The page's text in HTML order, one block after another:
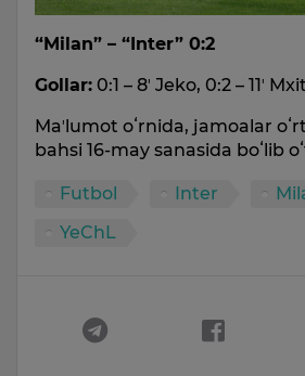
“Milan” – “Inter” 0:2
Gollar: 0:1 – 8ʼ Jeko, 0:2 – 11ʼ
Maʼlumot oʻrnida, jamoalar
bahsi 16-may sanasida boʻlib
Futbol Inter
YeChL